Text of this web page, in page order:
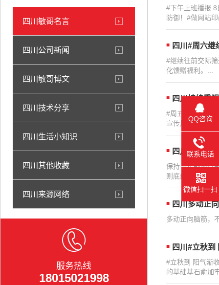
四川敏哥名言
四川公司新闻
四川敏哥博文
四川技术分享
四川生活小知识
四川其他收藏
四川来源网络
服务热线
18015021998
#下午上班播报 8
防御！#做网站
四川#周六继
#继续往前交际
化馈赠福利。...
四川持续重
#周五下午水库
宣传册销售推广
四川保持一
保持一定战略克
则底线，没有改
四川多动正
多动正向脑筋，
四川#立秋到
#立秋到 阳气渐
的基础基石俞加
QQ咨询
联系电话
微信扫一扫